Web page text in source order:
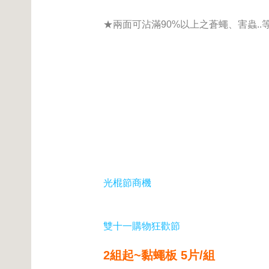
★兩面可沾滿90%以上之蒼蠅、害蟲..
光棍節商機
雙十一購物狂歡節
2組起~黏蠅板 5片/組